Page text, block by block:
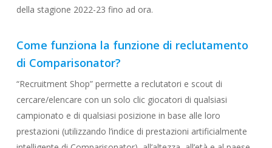
della stagione 2022-23 fino ad ora.
Come funziona la funzione di reclutamento
di Comparisonator?
“Recruitment Shop” permette a reclutatori e scout di
cercare/elencare con un solo clic giocatori di qualsiasi
campionato e di qualsiasi posizione in base alle loro
prestazioni (utilizzando l’indice di prestazioni artificialmente